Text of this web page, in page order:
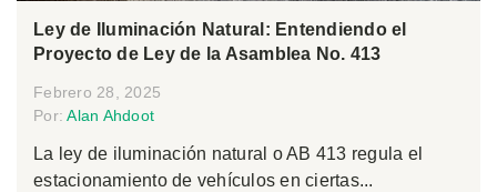
Ley de Iluminación Natural: Entendiendo el
Proyecto de Ley de la Asamblea No. 413
Febrero 28, 2025
Por:Alan Ahdoot
La ley de iluminación natural o AB 413 regula el
estacionamiento de vehículos en ciertas...